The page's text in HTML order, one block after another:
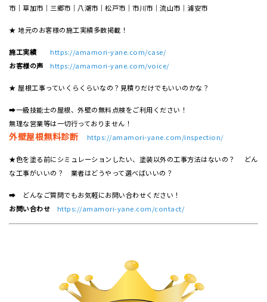
市｜草加市｜三郷市｜八潮市｜松⼾市｜市川市｜流⼭市｜浦安市
★ 地元のお客様の施工実績多数掲載！
施工実績
https://amamori-yane.com/case/
お客様の声
https://amamori-yane.com/voice/
★ 屋根工事っていくらくらいなの？見積りだけでもいいのかな？
➡一級技能士の屋根、外壁の無料点検をご利用ください！
無理な営業等は一切行っておりません！
外壁屋根無料診断 https://amamori-yane.com/inspection/
★色を塗る前にシミュレーションしたい、塗装以外の工事方法はないの？ どん
な工事がいいの？ 業者はどうやって選べばいいの？
➡ どんなご質問でもお気軽にお問い合わせください！
お問い合わせ
https://amamori-yane.com/contact/